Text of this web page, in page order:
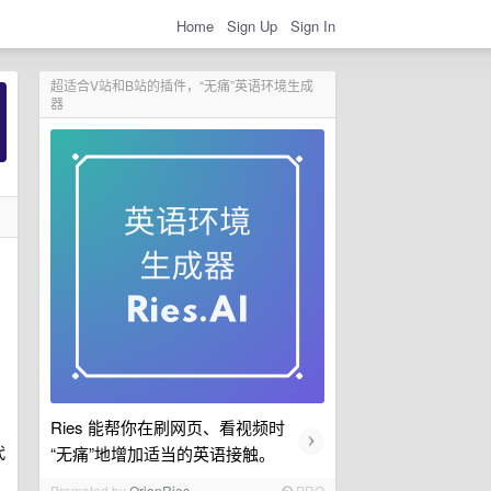
Home Sign Up Sign In
超适合V站和B站的插件，“无痛”英语环境生成
器
Ries 能帮你在刷网页、看视频时
“无痛”地增加适当的英语接触。
›